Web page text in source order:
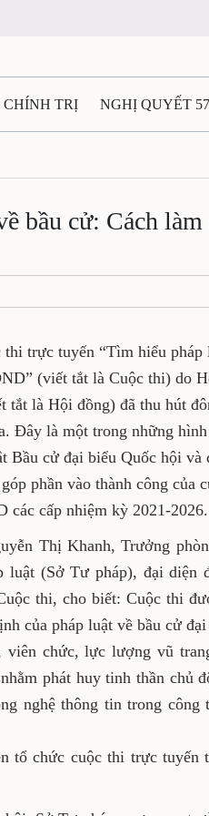
CHÍNH TRỊ NGHỊ QUYẾT 57
NGUYÊN - MÔI TRƯỜNG
về bầu cử:
cuộc thi trực tuyến
cử đại biểu HĐND”
giáo dục pháp luật tỉnh
công chức, viên chức
hình thức tuyên
đại biểu Quốc hội và
bầu cử, góp phần vào
XV và đại biểu HĐND
Nguyễn Thị Khanh,
dõi thi hành pháp
Hội đồng về việc tổ
phổ biến, tuyên
biểu Quốc hội và đại
vũ trang, người lao
phát huy tinh thần
ứng dụng công
giáo dục pháp luật.